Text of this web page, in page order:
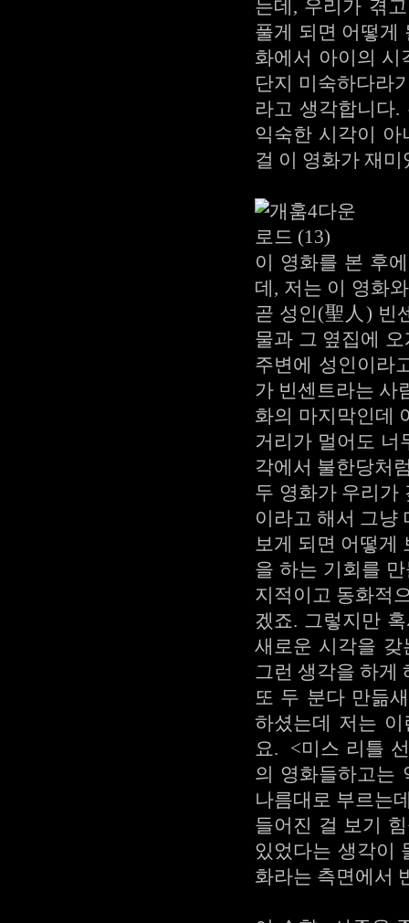
는데, 우리가 겪
풀게 되면 어떻게
화에서 아이의 시
단지 미숙하다라
라고 생각합니다
익숙한 시각이
걸 이 영화가 재
이 영화를 본 후
데, 저는 이 영화
곧 성인(聖人) 빈
물과 그 옆집에
주변에 성인이라
가 빈센트라는 사
화의 마지막인데
거리가 멀어도 너
각에서 불한당처
두 영화가 우리가
이라고 해서 그냥
보게 되면 어떻게
을 하는 기회를
지적이고 동화적
겠죠. 그렇지만
새로운 시각을
그런 생각을 하게
또 두 분다 만듦
하셨는데 저는
요. <미스 리틀
의 영화들하고는
나름대로 부르는
들어진 걸 보기
있었다는 생각이
화라는 측면에서